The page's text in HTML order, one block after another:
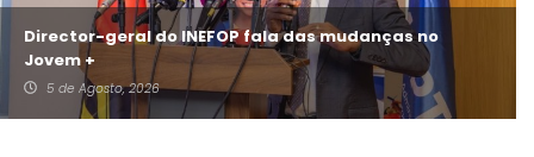
Director-geral do INEFOP fala das mudanças no
Jovem +
5 de Agosto, 2026